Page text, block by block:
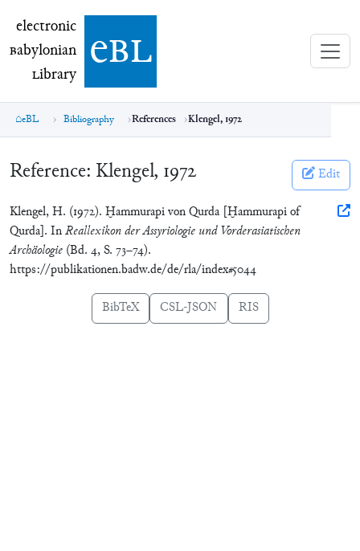
electronic Babylonian Library (eBL)
electronic
Babylonian
Library ebl
eBL Bibliography References Klengel, 1972
Reference: Klengel, 1972 Edit
Klengel, H. (1972). Ḫammurapi von Qurda [Ḫammurapi of
Qurda]. InReallexikon der Assyriologie und Vorderasiatischen
Archäologie (Bd. 4, S. 73–74).
https://publikationen.badw.de/de/rla/index#5044
BibTeX CSL-JSON RIS